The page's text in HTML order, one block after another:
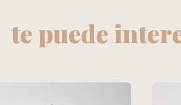
te puede